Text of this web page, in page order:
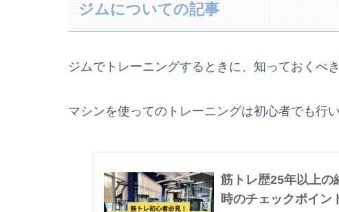
ジムについての記事
ジムでトレーニングするときに、知っておくべ
マシンを使ってのトレーニングは初心者でも行
筋トレ歴25年以上の
時のチェックポイン